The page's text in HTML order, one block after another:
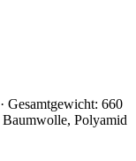
Gesamtgewicht: 660
Baumwolle, Polyamid